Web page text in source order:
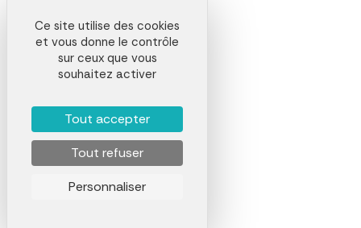
Manteau
Marinière
Noeud Papillon
Paire de Sneakers
Ce site utilise des cookies
et vous donne le contrôle
sur ceux que vous
souhaitez activer
Tout accepter
Tout refuser
Personnaliser